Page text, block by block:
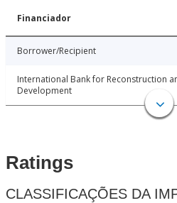
Financiador
Borrower/Recipient
International Bank for Reconstruction
Development
Ratings
CLASSIFICAÇÕES DA